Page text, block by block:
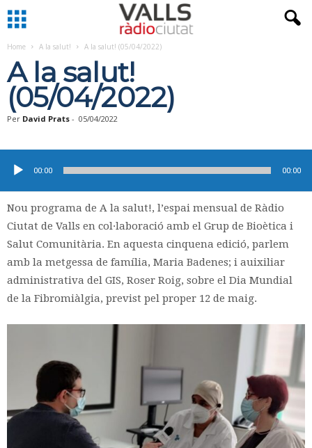
Home A la salut! A la salut! (05/04/2022)
A la salut!
(05/04/2022)
Per David Prats - 05/04/2022
d'àudio
00:00 00:00
Nou programa de A la salut!, l’espai mensual de Ràdio
Ciutat de Valls en col·laboració amb el Grup de Bioètica i
Salut Comunitària. En aquesta cinquena edició, parlem
amb la metgessa de família, Maria Badenes; i auixiliar
administrativa del GIS, Roser Roig, sobre el Dia Mundial
de la Fibromiàlgia, previst pel proper 12 de maig.